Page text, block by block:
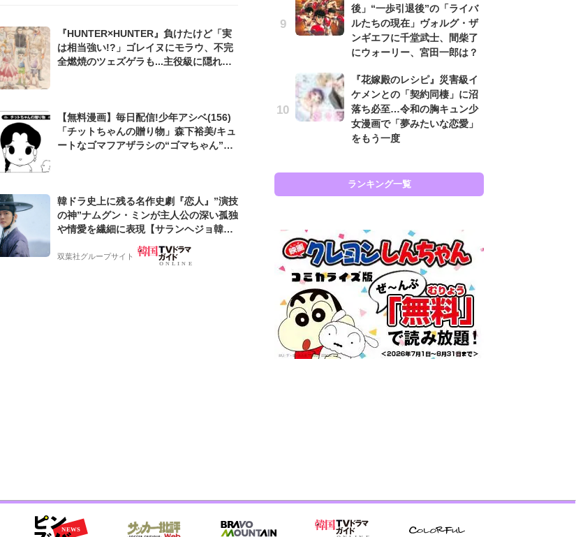
『HUNTER×HUNTER』負けたけど「実
は相当強い!?」ゴレイヌにモラウ、不完
全燃焼のツェズゲラも...主役級に隠れた
【無料漫画】毎日配信!少年アシベ(156)
「チットちゃんの贈り物」森下裕美/キュ
ートなゴマフアザラシの“ゴマちゃん”を
韓ドラ史上に残る名作史劇『恋人』”演技
の神”ナムグン・ミンが主人公の深い孤独
や情愛を繊細に表現【サランヘジョ韓ド
双葉社グループサイト
後」“一歩引退後”の「ライバ
ルたちの現在」ヴォルグ・ザ
ンギエフに千堂武士、間柴了
にウォーリー、宮田一郎は？
『花嫁殿のレシピ』災害級イ
ケメンとの「契約同棲」に沼
落ち必至…令和の胸キュン少
女漫画で「夢みたいな恋愛」
をもう一度
ランキング一覧